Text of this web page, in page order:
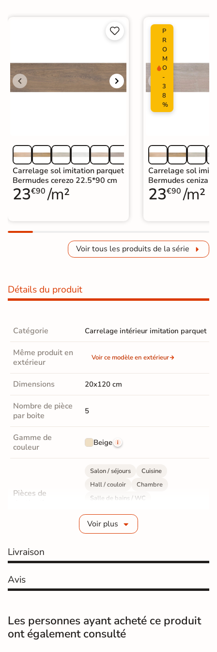


Carrelage sol imitation parquet
Bermudes cerezo 22.5*90 cm
23€90 /m²
P
R
O
M
O
-
3
8
%
Carrelage sol
Bermudes ceniza
23€90 /m²
Voir tous les produits de la série
Détails du produit
Catégorie Carrelage intérieur imitation parquet
Même produit en
extérieur
Voir ce modèle en extérieur
Dimensions 20x120 cm
Nombre de pièce
par boite
5
Gamme de
couleur
Beige
Pièces de
Salon / séjours
Cuisine
Hall / couloir
Chambre
Salle de bains / WC
Sol intérieur
Fabrication
Résistance à
Masse colorée Non
Voir plus
Livraison
Avis
Les personnes ayant acheté ce produit
ont également consulté